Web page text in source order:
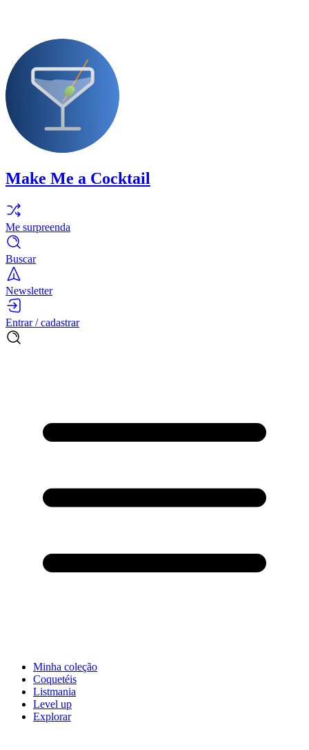
Make Me a Cocktail
Me surpreenda
Buscar
Newsletter
Entrar / cadastrar
Minha coleção
Coquetéis
Listmania
Level up
Explorar